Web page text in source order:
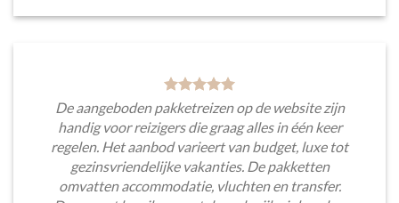
De aangeboden pakketreizen op de website zijn
handig voor reizigers die graag alles in één keer
regelen. Het aanbod varieert van budget, luxe tot
gezinsvriendelijke vakanties. De pakketten
omvatten accommodatie, vluchten en transfer.